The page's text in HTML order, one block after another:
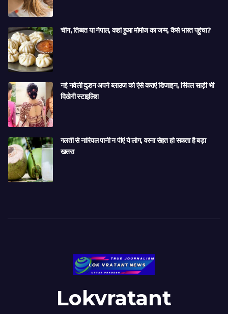
चीन, तिब्बत या नेपाल, कहां हुआ मोमोज का जन्म, कैसे भारत पहुंचा?
नई नवेली दुल्हन अपने ब्लाउज को ऐसे कराएं डिजाइन, सिंपल साड़ी भी
दिखेगी स्टाइलिश
गलती से नारियल पानी न पीएं ये लोग, वरना सेहत हो सकता है बड़ा
खतरा
Lokvratant